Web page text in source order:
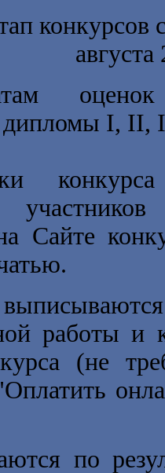
конкурсов
августа
I, II,
Сайте
работы и
(не
по